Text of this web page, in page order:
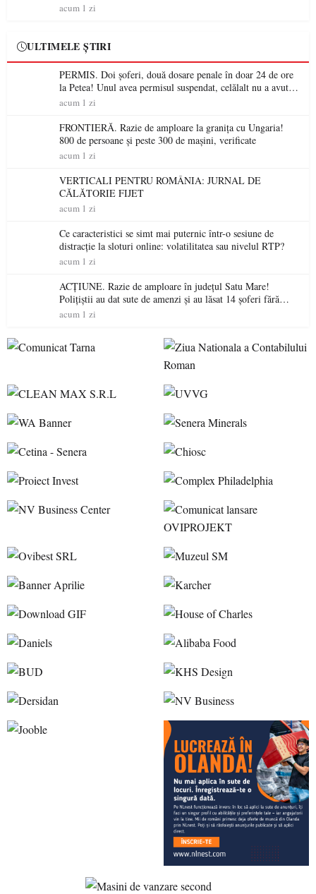
acum 1 zi
ULTIMELE ȘTIRI
PERMIS. Doi șoferi, două dosare penale în doar 24 de ore
la Petea! Unul avea permisul suspendat, celălalt nu a avut
niciodată permis
acum 1 zi
FRONTIERĂ. Razie de amploare la granița cu Ungaria!
800 de persoane și peste 300 de mașini, verificate
acum 1 zi
VERTICALI PENTRU ROMÂNIA: JURNAL DE
CĂLĂTORIE FIJET
acum 1 zi
Ce caracteristici se simt mai puternic într-o sesiune de
distracție la sloturi online: volatilitatea sau nivelul RTP?
acum 1 zi
ACȚIUNE. Razie de amploare în județul Satu Mare!
Polițiștii au dat sute de amenzi și au lăsat 14 șoferi fără
permis într-o singură zi
acum 1 zi